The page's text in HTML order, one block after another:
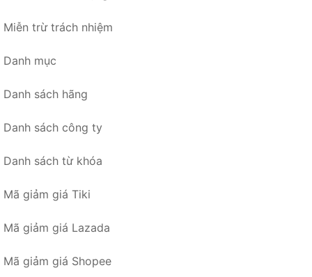
Miễn trừ trách nhiệm
Danh mục
Danh sách hãng
Danh sách công ty
Danh sách từ khóa
Mã giảm giá Tiki
Mã giảm giá Lazada
Mã giảm giá Shopee